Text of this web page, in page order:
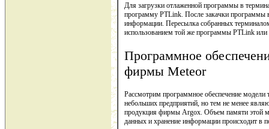
Для загрузки отлаженной программы в
программу PTLink. После закачки программы в
информации. Пересылка собранных
использованием той же программы PTLink
Программное
фирмы Meteor
Рассмотрим программное обеспечение модели
небольших предприятий, но тем не менее
продукция фирмы Argox. Объем памяти этой
данных и хранение информации происходит